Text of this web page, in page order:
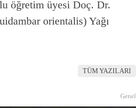
öğretim üyesi Doç. Dr.
orientalis) Yağı
TÜM YAZILARI
Genel